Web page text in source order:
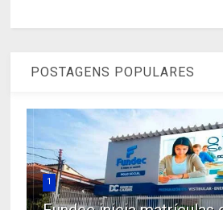
POSTAGENS POPULARES
1